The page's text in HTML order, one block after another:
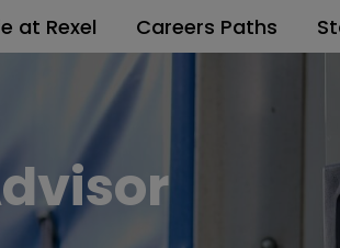
at Rexel Careers Paths